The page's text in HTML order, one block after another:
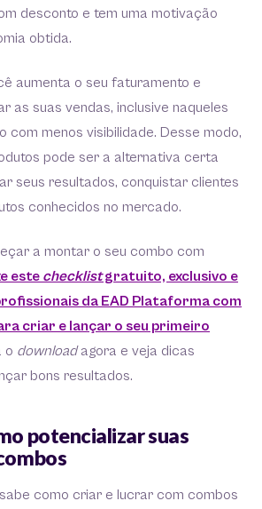
desconto e tem uma motivação
obtida.
aumenta o seu faturamento e
as suas vendas, inclusive naqueles
com menos visibilidade. Desse modo,
pode ser a alternativa certa
seus resultados, conquistar clientes
conhecidos no mercado.
a montar o seu combo com
este checklistgratuito, exclusivo e
da EAD Plataforma com
criar e lançar o seu primeiro
o downloadagora e veja dicas
bons resultados.
potencializar suas
como criar e lucrar com combos